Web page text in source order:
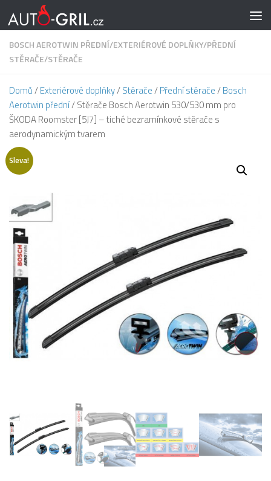
Skip to content
BOSCH AEROTWIN PŘEDNÍ/EXTERIÉROVÉ DOPLŇKY/PŘEDNÍ
STĚRAČE/STĚRAČE
Domů/Exteriérové doplňky/Stěrače/Přední stěrače/Bosch
Aerotwin přední/ Stěrače Bosch Aerotwin 530/530 mm pro
ŠKODA Roomster [5J7] – tiché bezramínkové stěrače s
aerodynamickým tvarem
Sleva!